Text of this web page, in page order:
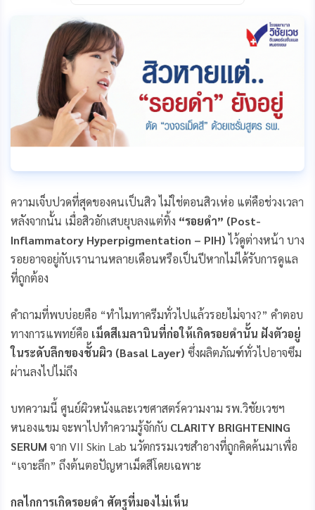
o
o
k
r
ความเจ็บปวดที่สุดของคนเป็นสิว ไม่ใช่ตอนสิวเห่อ แต่คือช่วงเวลา
หลังจากนั้น เมื่อสิวอักเสบยุบลงแต่ทิ้ง “รอยดำ” (Post-
Inflammatory Hyperpigmentation – PIH)ไว้ดูต่างหน้า บาง
รอยอาจอยู่กับเรานานหลายเดือนหรือเป็นปีหากไม่ได้รับการดูแล
ที่ถูกต้อง
คำถามที่พบบ่อยคือ “ทำไมทาครีมทั่วไปแล้วรอยไม่จาง?” คำตอบ
ทางการแพทย์คือ เม็ดสีเมลานินที่ก่อให้เกิดรอยดำนั้น ฝังตัวอยู่
ในระดับลึกของชั้นผิว (Basal Layer) ซึ่งผลิตภัณฑ์ทั่วไปอาจซึม
ผ่านลงไปไม่ถึง
บทความนี้ ศูนย์ผิวหนังและเวชศาสตร์ความงาม รพ.วิชัยเวชฯ
หนองแขม จะพาไปทำความรู้จักกับ CLARITY BRIGHTENING
SERUM จาก VII Skin Lab นวัตกรรมเวชสำอางที่ถูกคิดค้นมาเพื่อ
“เจาะลึก” ถึงต้นตอปัญหาเม็ดสีโดยเฉพาะ
กลไกการเกิดรอยดำ ศัตรูที่มองไม่เห็น